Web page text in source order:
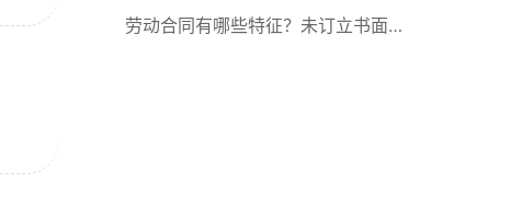
具备哪些条款？
劳动合同有哪些特征？未订立书面劳